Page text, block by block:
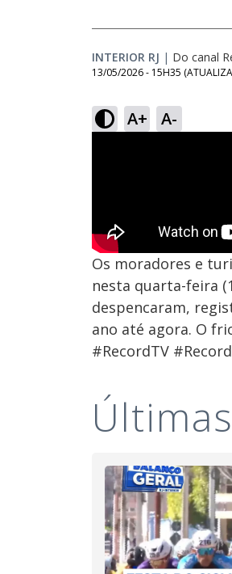
INTERIOR RJ | Do canal
13/05/2026 - 15H35
A+ A-
Os moradores e
nesta quarta-feira
despencaram,
ano até agora. O
#RecordTV
Últimas